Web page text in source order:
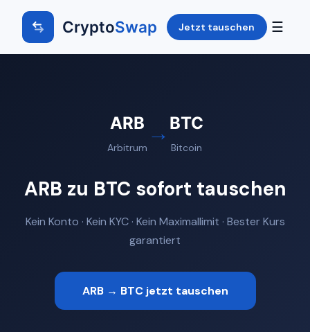
CryptoSwap Jetzt tauschen ☰
ARB
Arbitrum
→ BTC
Bitcoin
ARB zu BTC sofort tauschen
Kein Konto · Kein KYC · Kein Maximallimit · Bester Kurs
garantiert
ARB → BTC jetzt tauschen